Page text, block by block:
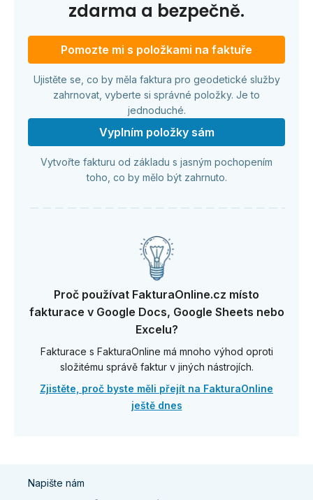
zdarma a bezpečně.
Pomozte mi s položkami na faktuře
Ujistěte se, co by měla faktura pro geodetické služby
zahrnovat, vyberte si správné položky. Je to
jednoduché.
Vyplním položky sám
Vytvořte fakturu od základu s jasným pochopením
toho, co by mělo být zahrnuto.
Proč používat FakturaOnline.cz místo
fakturace v Google Docs, Google Sheets nebo
Excelu?
Fakturace s FakturaOnline má mnoho výhod oproti
složitému správě faktur v jiných nástrojích.
Zjistěte, proč byste měli přejít na FakturaOnline
ještě dnes
Napište nám